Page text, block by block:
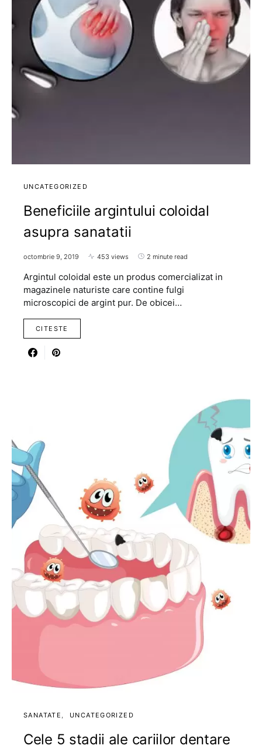
UNCATEGORIZED
Beneficiile argintului coloidal
asupra sanatatii
octombrie 9, 2019 453 views 2 minute read
Argintul coloidal este un produs comercializat in
magazinele naturiste care contine fulgi
microscopici de argint pur. De obicei…
CITESTE
SANATATE UNCATEGORIZED
Cele 5 stadii ale cariilor dentare